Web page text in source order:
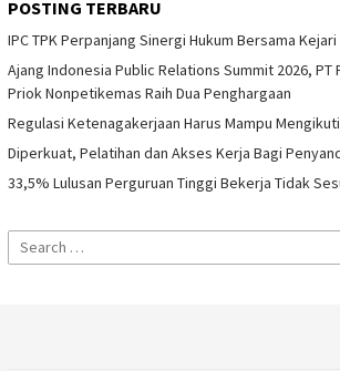
POSTING TERBARU
IPC TPK Perpanjang Sinergi Hukum Bersama
Ajang Indonesia Public Relations Summit 2026, PT
Priok Nonpetikemas Raih Dua Penghargaan
Regulasi Ketenagakerjaan Harus Mampu
Diperkuat, Pelatihan dan Akses Kerja Bagi
33,5% Lulusan Perguruan Tinggi Bekerja Tidak
Search
for: